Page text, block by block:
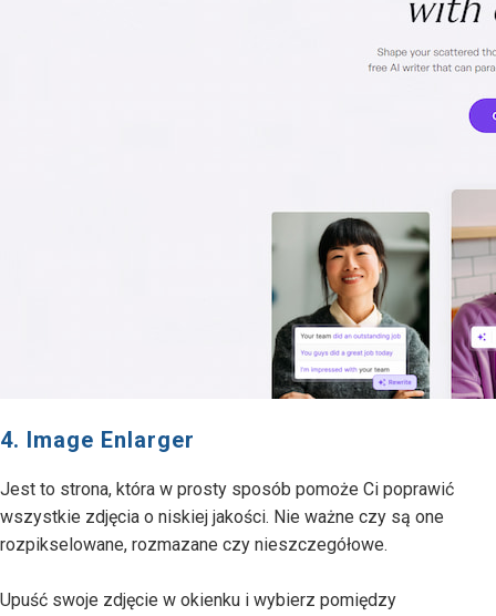
4. Image Enlarger
Jest to strona, która w prosty sposób pomoże Ci poprawić
wszystkie zdjęcia o niskiej jakości. Nie ważne czy są one
rozpikselowane, rozmazane czy nieszczegółowe.
Upuść swoje zdjęcie w okienku i wybierz pomiędzy